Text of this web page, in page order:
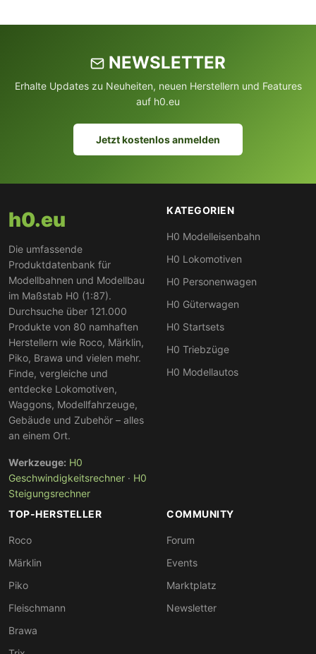
NEWSLETTER
Erhalte Updates zu Neuheiten, neuen Herstellern und Features
auf h0.eu
Jetzt kostenlos anmelden
h0.eu
Die umfassende
Produktdatenbank für
Modellbahnen und Modellbau
im Maßstab H0 (1:87).
Durchsuche über 121.000
Produkte von 80 namhaften
Herstellern wie Roco, Märklin,
Piko, Brawa und vielen mehr.
Finde, vergleiche und
entdecke Lokomotiven,
Waggons, Modellfahrzeuge,
Gebäude und Zubehör – alles
an einem Ort.
Werkzeuge: H0
Geschwindigkeitsrechner · H0
Steigungsrechner
KATEGORIEN
H0 Modelleisenbahn
H0 Lokomotiven
H0 Personenwagen
H0 Güterwagen
H0 Startsets
H0 Triebzüge
H0 Modellautos
TOP-HERSTELLER
Roco
Märklin
Piko
Fleischmann
Brawa
COMMUNITY
Forum
Events
Marktplatz
Newsletter